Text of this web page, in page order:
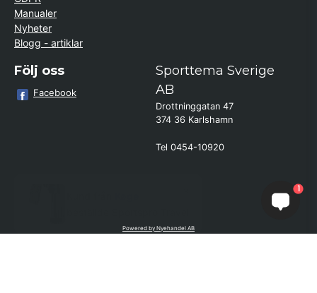
Manualer
Nyheter
Blogg - artiklar
Följ oss
Facebook
Sporttema Sverige
AB
Drottninggatan 47
374 36 Karlshamn
Tel 0454-10920
Powered by Nyehandel AB
1